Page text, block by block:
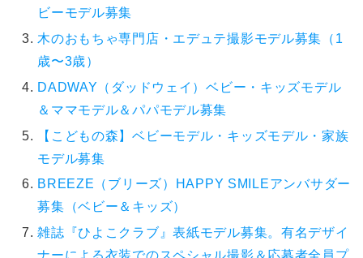
ビーモデル募集
木のおもちゃ専門店・エデュテ撮影モデル募集（1
歳〜3歳）
DADWAY（ダッドウェイ）ベビー・キッズモデル
＆ママモデル＆パパモデル募集
【こどもの森】ベビーモデル・キッズモデル・家族
モデル募集
BREEZE（ブリーズ）HAPPY SMILEアンバサダー
募集（ベビー＆キッズ）
雑誌『ひよこクラブ』表紙モデル募集。有名デザイ